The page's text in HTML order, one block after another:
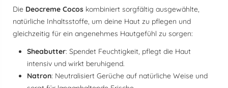
Die Deocreme Cocos kombiniert sorgfältig ausgewählte,
natürliche Inhaltsstoffe, um deine Haut zu pflegen und
gleichzeitig für ein angenehmes Hautgefühl zu sorgen:
Sheabutter: Spendet Feuchtigkeit, pflegt die Haut
intensiv und wirkt beruhigend.
Natron: Neutralisiert Gerüche auf natürliche Weise und